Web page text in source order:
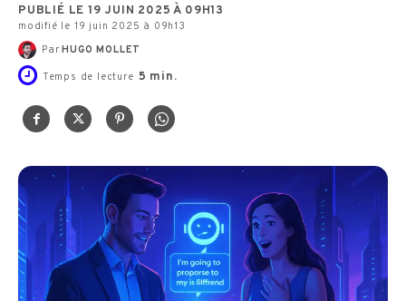
PUBLIÉ LE 19 JUIN 2025 À 09H13
modifié le 19 juin 2025 à 09h13
Par HUGO MOLLET
Temps de lecture 5 min.